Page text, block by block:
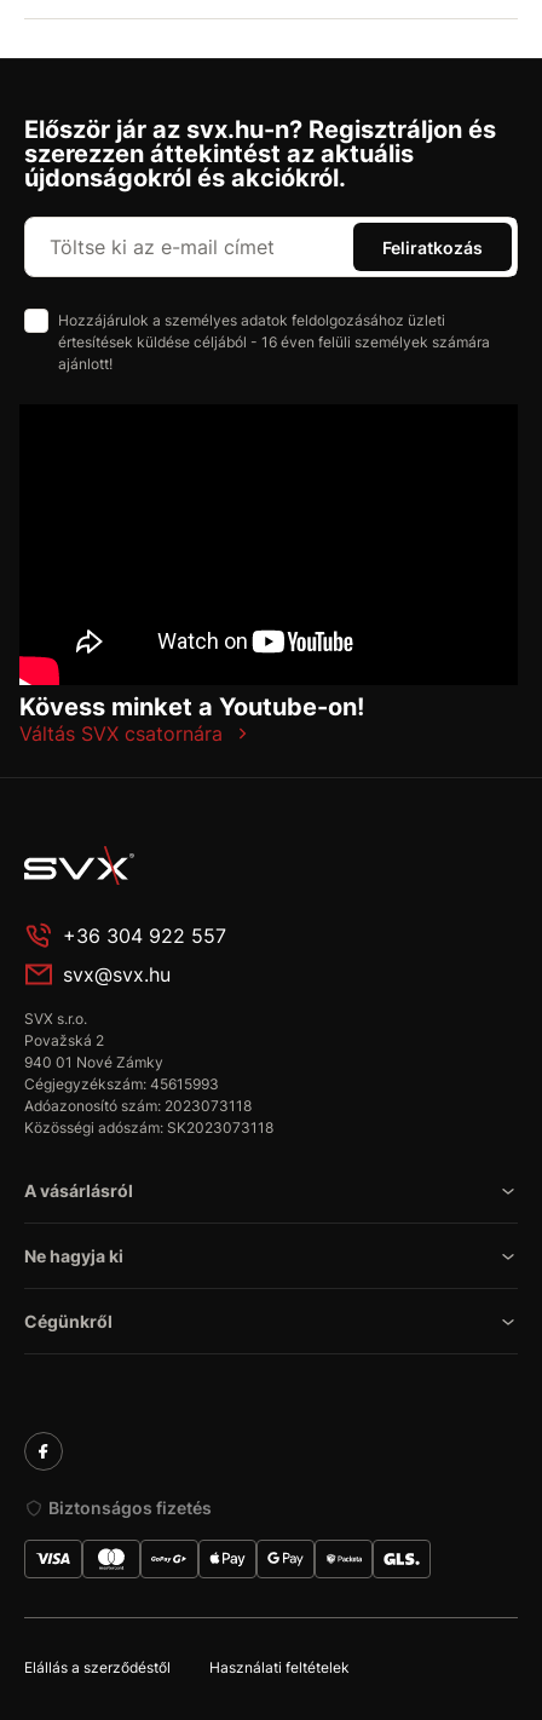
Először jár az svx.hu-n? Regisztráljon és
szerezzen áttekintést az aktuális
újdonságokról és akciókról.
Feliratkozás
Hozzájárulok a személyes adatok feldolgozásához üzleti
értesítések küldése céljából - 16 éven felüli személyek számára
ajánlott!
Kövess minket a Youtube-on!
Váltás SVX csatornára
+36 304 922 557
svx@svx.hu
SVX s.r.o.
Považská 2
940 01 Nové Zámky
Cégjegyzékszám: 45615993
Adóazonosító szám: 2023073118
Közösségi adószám: SK2023073118
A vásárlásról
Ne hagyja ki
Cégünkről
Biztonságos fizetés
Elállás a szerződéstől Használati feltételek